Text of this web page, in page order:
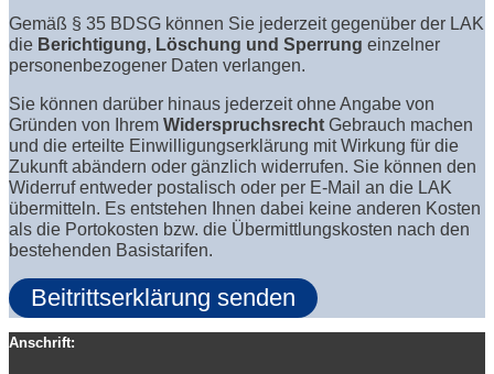
Gemäß § 35 BDSG können Sie jederzeit gegenüber der LAK
die Berichtigung, Löschung und Sperrung einzelner
personenbezogener Daten verlangen.
Sie können darüber hinaus jederzeit ohne Angabe von
Gründen von Ihrem Widerspruchsrecht Gebrauch machen
und die erteilte Einwilligungserklärung mit Wirkung für die
Zukunft abändern oder gänzlich widerrufen. Sie können den
Widerruf entweder postalisch oder per E-Mail an die LAK
übermitteln. Es entstehen Ihnen dabei keine anderen Kosten
als die Portokosten bzw. die Übermittlungskosten nach den
bestehenden Basistarifen.
Beitrittserklärung senden
Anschrift: